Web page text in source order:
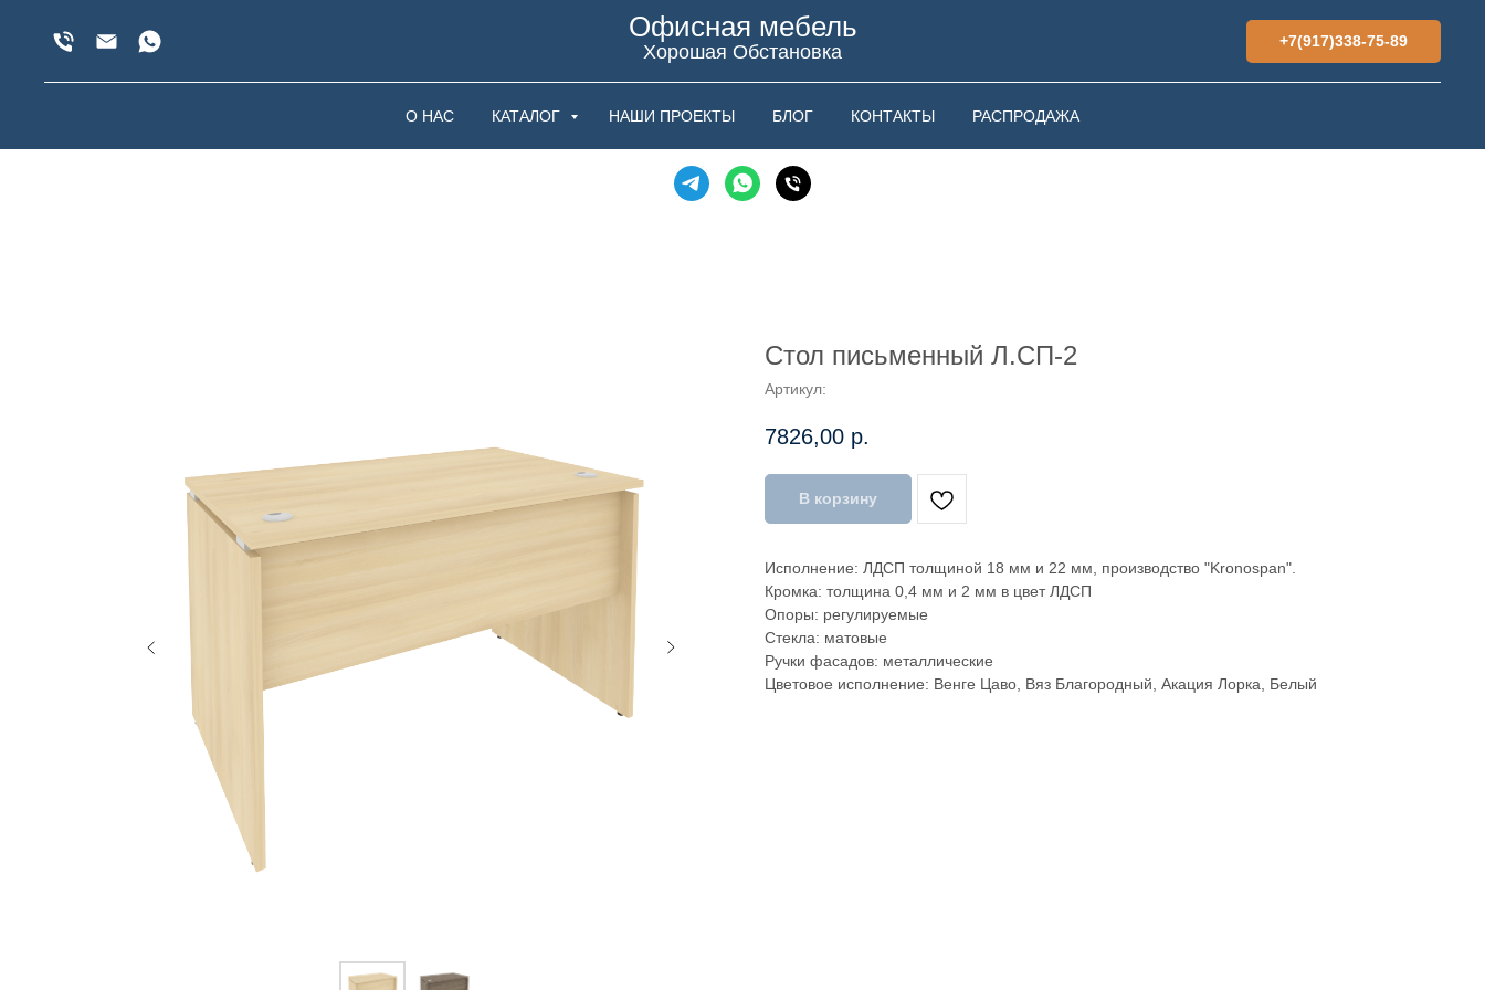
Офисная мебель
Хорошая Обстановка +7(917)338-75-89
О НАС КАТАЛОГ НАШИ ПРОЕКТЫ БЛОГ КОНТАКТЫ РАСПРОДАЖА
Стол письменный Л.СП-2
Артикул:
7826,00 р.
В корзину
Исполнение: ЛДСП толщиной 18 мм и 22 мм, производство "Kronospan".
Кромка: толщина 0,4 мм и 2 мм в цвет ЛДСП
Опоры: регулируемые
Стекла: матовые
Ручки фасадов: металлические
Цветовое исполнение: Венге Цаво, Вяз Благородный, Акация Лорка, Белый